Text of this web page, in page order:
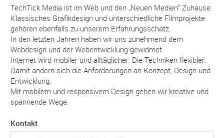
TechTick.Media ist im Web und den „Neuen Medien“ Zuhause.
Klassisches Grafikdesign und unterschiedliche Filmprojekte
gehören ebenfalls zu unserem Erfahrungsschatz.
In den letzten Jahren haben wir uns zunehmend dem
Webdesign und der Webentwicklung gewidmet.
Internet wird mobiler und alltäglicher. Die Techniken flexibler.
Damit ändern sich die Anforderungen an Konzept, Design und
Entwicklung.
Mit mobilem und responsivem Design gehen wir kreative und
spannende Wege.
Kontakt